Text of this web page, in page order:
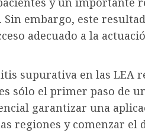
embargo, este
adecuado a la
supurativa en las LEA
sólo el primer paso de
garantizar una
regiones y comenzar el